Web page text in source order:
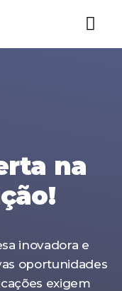
na
inovadora e
oportunidades
exigem